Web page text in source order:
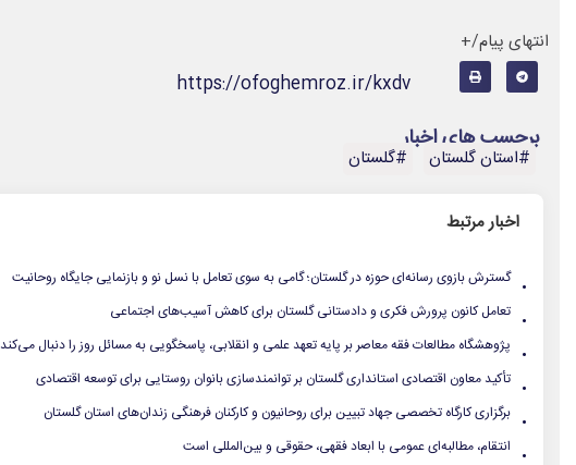
انتهای پیام/+
https://ofoghemroz.ir/kxdv
برچسب های اخبار
#استان گلستان #گلستان
اخبار مرتبط
. گسترش بازوی رسانه‌ای حوزه در گلستان؛ گامی به سوی تعامل با نسل نو و بازنمایی جایگاه روحانیت
. تعامل کانون پرورش فکری و دادستانی گلستان برای کاهش آسیب‌های اجتماعی
. پژوهشگاه مطالعات فقه معاصر بر پایه تعهد علمی و انقلابی، پاسخگویی به مسائل روز را دنبال می‌کند
. تأکید معاون اقتصادی استانداری گلستان بر توانمندسازی بانوان روستایی برای توسعه اقتصادی
. برگزاری کارگاه تخصصی جهاد تبیین برای روحانیون و کارکنان فرهنگی زندان‌های استان گلستان
. انتقام، مطالبه‌ای عمومی با ابعاد فقهی، حقوقی و بین‌المللی است